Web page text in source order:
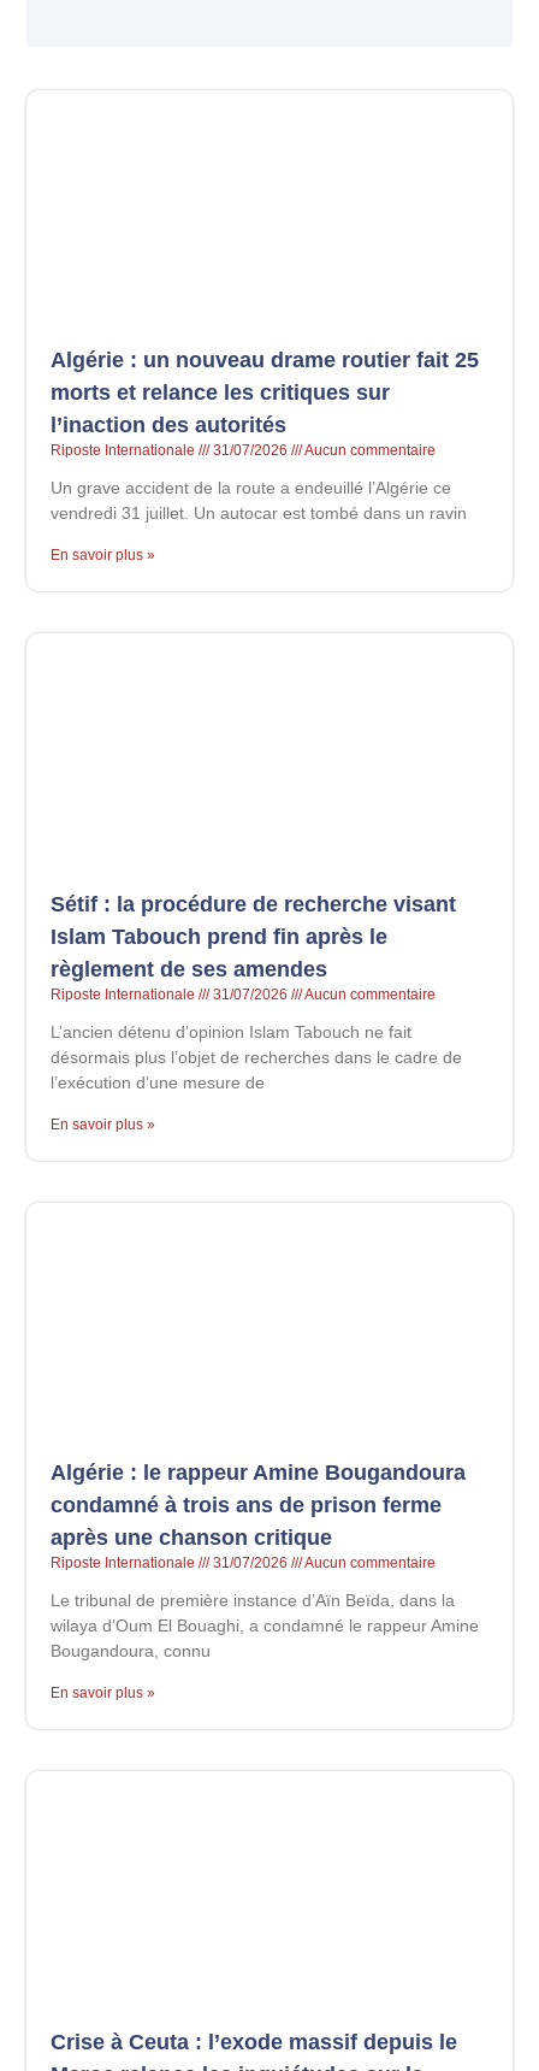
Algérie : un nouveau drame routier fait 25
morts et relance les critiques sur
l’inaction des autorités
Riposte Internationale 31/07/2026 Aucun commentaire
Un grave accident de la route a endeuillé l’Algérie ce
vendredi 31 juillet. Un autocar est tombé dans un ravin
En savoir plus »
Sétif : la procédure de recherche visant
Islam Tabouch prend fin après le
règlement de ses amendes
Riposte Internationale 31/07/2026 Aucun commentaire
L’ancien détenu d’opinion Islam Tabouch ne fait
désormais plus l’objet de recherches dans le cadre de
l’exécution d’une mesure de
En savoir plus »
Algérie : le rappeur Amine Bougandoura
condamné à trois ans de prison ferme
après une chanson critique
Riposte Internationale 31/07/2026 Aucun commentaire
Le tribunal de première instance d’Aïn Beïda, dans la
wilaya d’Oum El Bouaghi, a condamné le rappeur Amine
Bougandoura, connu
En savoir plus »
Crise à Ceuta : l’exode massif depuis le